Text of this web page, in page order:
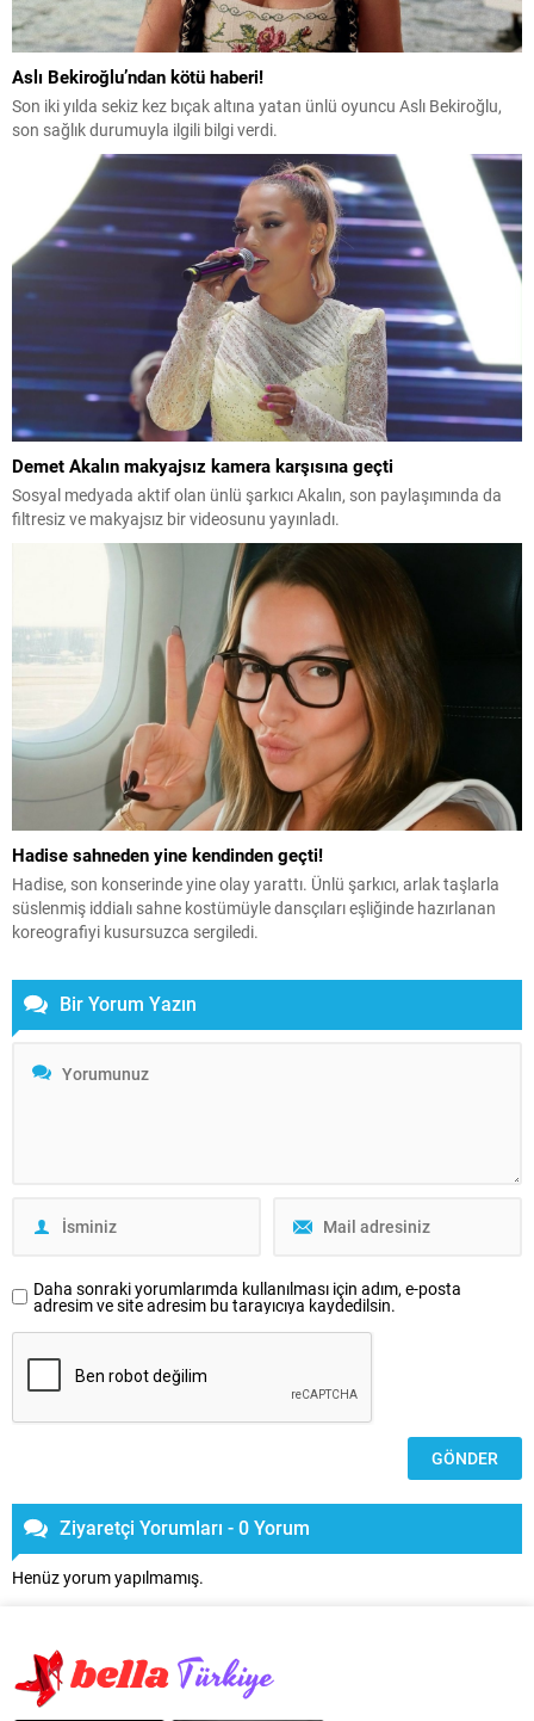
Aslı Bekiroğlu’ndan kötü haberi!
Son iki yılda sekiz kez bıçak altına yatan ünlü oyuncu Aslı Bekiroğlu,
son sağlık durumuyla ilgili bilgi verdi.
Demet Akalın makyajsız kamera karşısına geçti
Sosyal medyada aktif olan ünlü şarkıcı Akalın, son paylaşımında da
filtresiz ve makyajsız bir videosunu yayınladı.
Hadise sahneden yine kendinden geçti!
Hadise, son konserinde yine olay yarattı. Ünlü şarkıcı, arlak taşlarla
süslenmiş iddialı sahne kostümüyle dansçıları eşliğinde hazırlanan
koreografiyi kusursuzca sergiledi.
Bir Yorum Yazın
Daha sonraki yorumlarımda kullanılması için adım, e-posta
adresim ve site adresim bu tarayıcıya kaydedilsin.
Ziyaretçi Yorumları - 0 Yorum
Henüz yorum yapılmamış.